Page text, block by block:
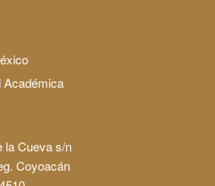
Académica
la Cueva s/n
Coyoacán